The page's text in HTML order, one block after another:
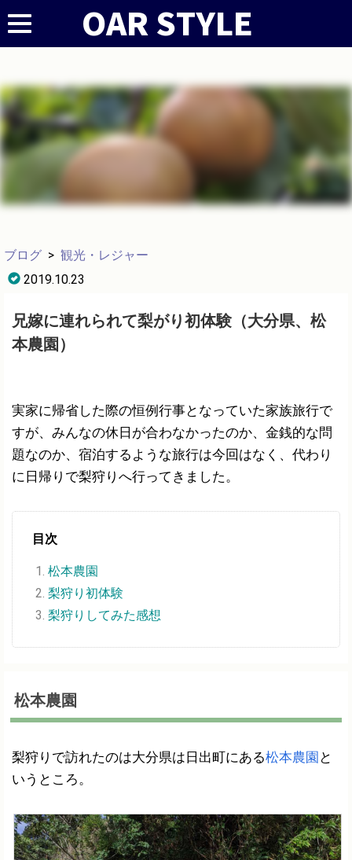
ブログ > 観光・レジャー
2019.10.23
兄嫁に連れられて梨がり初体験（大分県、松
本農園）
実家に帰省した際の恒例行事となっていた家族旅行で
すが、みんなの休日が合わなかったのか、金銭的な問
題なのか、宿泊するような旅行は今回はなく、代わり
に日帰りで梨狩りへ行ってきました。
目次
松本農園
梨狩り初体験
梨狩りしてみた感想
松本農園
梨狩りで訪れたのは大分県は日出町にある松本農園 と
いうところ。